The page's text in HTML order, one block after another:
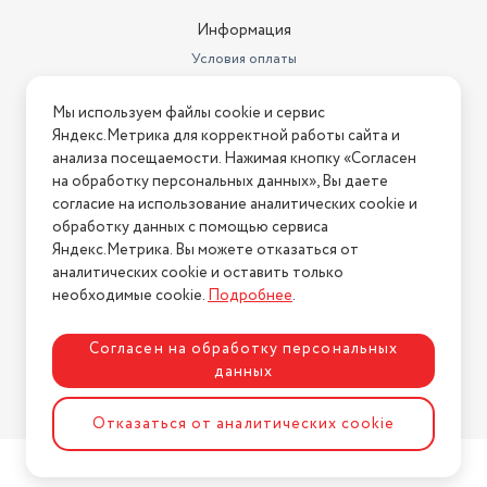
нет
Количество предустановок
эквалайзера
7
Blu-ray-проигрыватель
нет
Интерфейс CD-ченджера
нет
Основной цвет
Подсоединение по стандарту
есть
DVD-проигрыватель
нет
Регулировка тембра
Информация
Условия оплаты
Условия возврата
Нашли ошибку на сайте? Напишите нам
2026 © Интернет-магазин "АстМаркет". У нас есть всё!
Политика конфиденциальности
Разработка сайтаASTDESIGN
Мы используем файлы cookie и сервис
Яндекс.Метрика для корректной работы сайта и
анализа посещаемости. Нажимая кнопку «Согласен
на обработку персональных данных», Вы даете
согласие на использование аналитических cookie и
обработку данных с помощью сервиса
Яндекс.Метрика. Вы можете отказаться от
аналитических cookie и оставить только
необходимые cookie.Подробнее.
Согласен на обработку персональных
данных
Отказаться от аналитических cookie